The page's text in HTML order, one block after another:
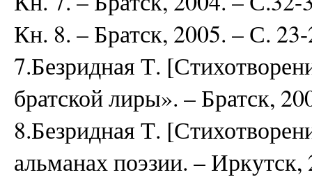
Кн. 8. – Братск, 2005. – С.
7.Безридная Т.
братской лиры». – Братск,
8.Безридная Т.
альманах поэзии. –